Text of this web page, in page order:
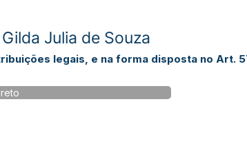
Julia de Souza
legais, e na forma disposta no Art.